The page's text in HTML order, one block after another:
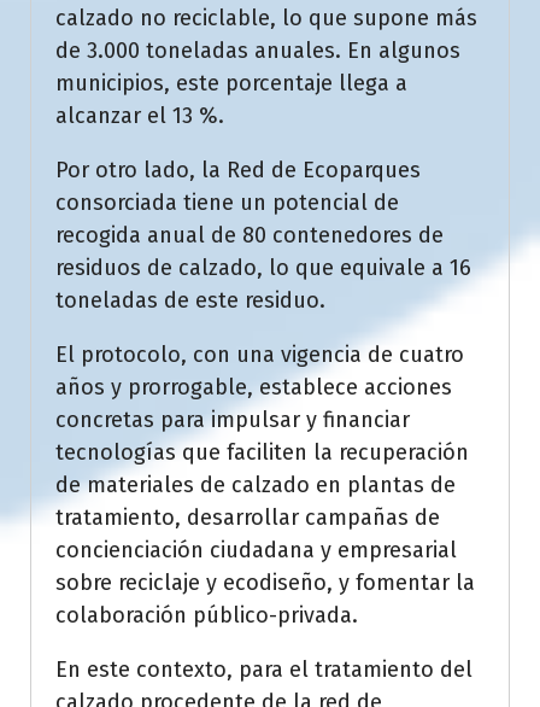
calzado no reciclable, lo que supone más
de 3.000 toneladas anuales. En algunos
municipios, este porcentaje llega a
alcanzar el 13 %.
Por otro lado, la Red de Ecoparques
consorciada tiene un potencial de
recogida anual de 80 contenedores de
residuos de calzado, lo que equivale a 16
toneladas de este residuo.
El protocolo, con una vigencia de cuatro
años y prorrogable, establece acciones
concretas para impulsar y financiar
tecnologías que faciliten la recuperación
de materiales de calzado en plantas de
tratamiento, desarrollar campañas de
concienciación ciudadana y empresarial
sobre reciclaje y ecodiseño, y fomentar la
colaboración público-privada.
En este contexto, para el tratamiento del